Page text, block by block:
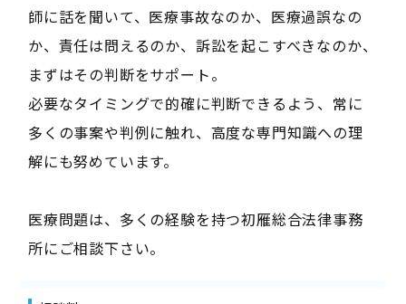
師に話を聞いて、医療事故なのか、医療過誤なの
か、責任は問えるのか、訴訟を起こすべきなのか、
まずはその判断をサポート。
必要なタイミングで的確に判断できるよう、常に
多くの事案や判例に触れ、高度な専門知識への理
解にも努めています。
医療問題は、多くの経験を持つ初雁総合法律事務
所にご相談下さい。